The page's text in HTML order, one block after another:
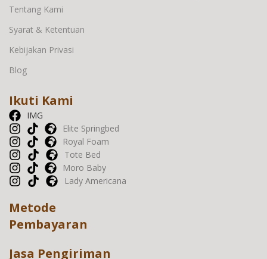
Tentang Kami
Syarat & Ketentuan
Kebijakan Privasi
Blog
Ikuti Kami
IMG
Elite Springbed
Royal Foam
Tote Bed
Moro Baby
Lady Americana
Metode
Pembayaran
Jasa Pengiriman